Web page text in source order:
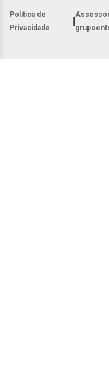
Política de
Privacidade